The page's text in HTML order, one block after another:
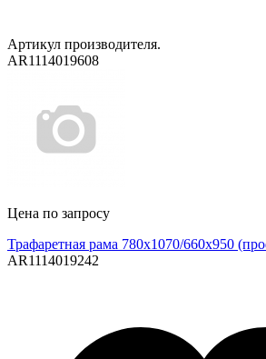
Артикул производителя.
AR1114019608
Цена по запросу
Трафаретная рама 780х1070/660х950
AR1114019242